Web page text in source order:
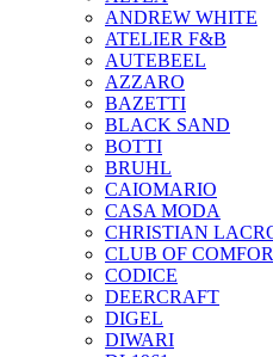
ANDREW WHITE
ATELIER F&B
AUTEBEEL
AZZARO
BAZETTI
BLACK SAND
BOTTI
BRUHL
CAIOMARIO
CASA MODA
CHRISTIAN
CLUB OF
CODICE
DEERCRAFT
DIGEL
DIWARI